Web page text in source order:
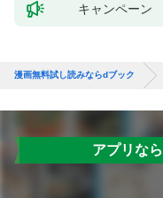
キャンペーン
漫画無料試し読みならdブック
アプリな